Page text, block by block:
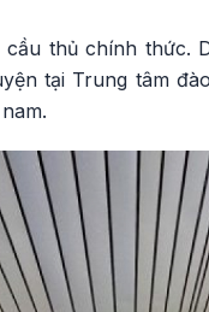
thủ chính thức.
tại Trung tâm